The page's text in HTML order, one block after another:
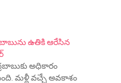
ఉతికి ఆరేసిన
అధికారం
మళ్లీ వచ్చే అవకాశం